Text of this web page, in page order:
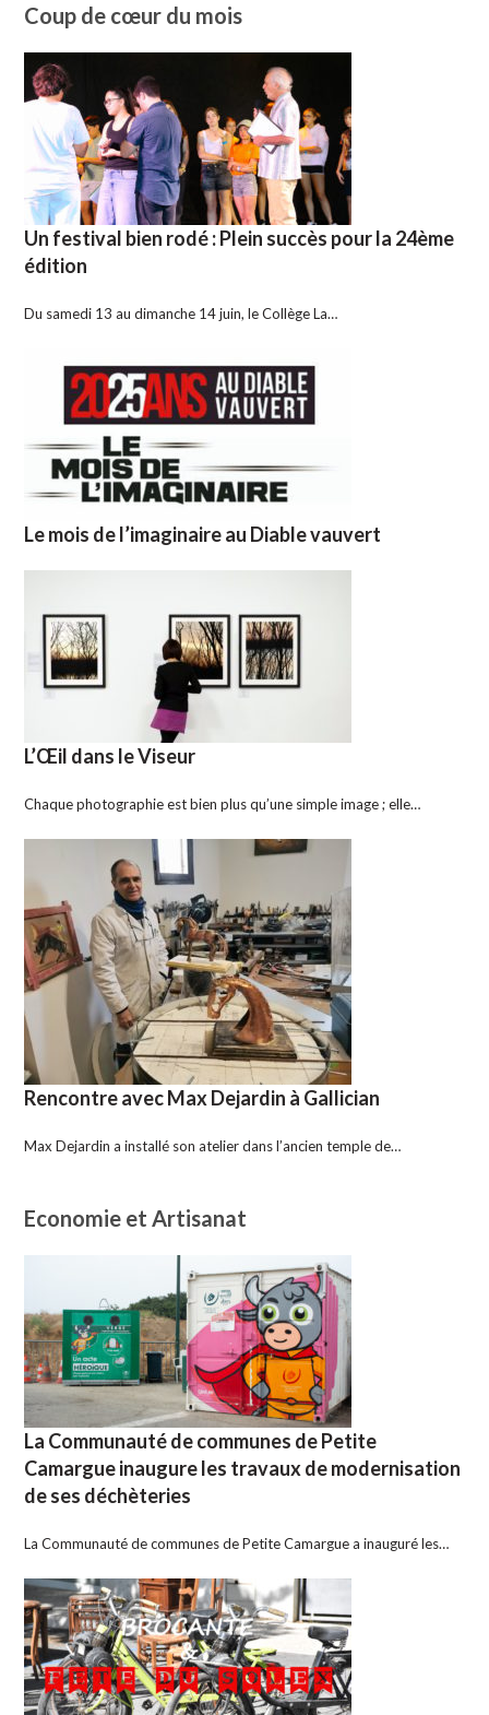
Coup de cœur du mois
Un festival bien rodé : Plein succès pour la 24ème
édition
Du samedi 13 au dimanche 14 juin, le Collège La…
Le mois de l’imaginaire au Diable vauvert
L’Œil dans le Viseur
Chaque photographie est bien plus qu’une simple image ; elle…
Rencontre avec Max Dejardin à Gallician
Max Dejardin a installé son atelier dans l’ancien temple de…
Economie et Artisanat
La Communauté de communes de Petite
Camargue inaugure les travaux de modernisation
de ses déchèteries
La Communauté de communes de Petite Camargue a inauguré les…